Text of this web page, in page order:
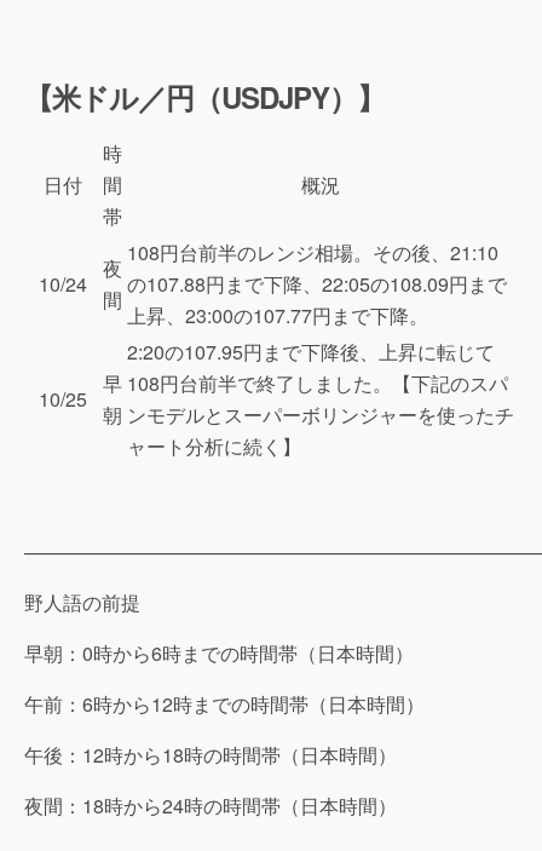
【米ドル／円（USDJPY）】
日付
時
間
帯
概況
10/24
夜
間
108円台前半のレンジ相場。その後、21:10
の107.88円まで下降、22:05の108.09円まで
上昇、23:00の107.77円まで下降。
10/25
早
朝
2:20の107.95円まで下降後、上昇に転じて
108円台前半で終了しました。【下記のスパ
ンモデルとスーパーボリンジャーを使ったチ
ャート分析に続く】
野人語の前提
早朝：0時から6時までの時間帯（日本時間）
午前：6時から12時までの時間帯（日本時間）
午後：12時から18時の時間帯（日本時間）
夜間：18時から24時の時間帯（日本時間）